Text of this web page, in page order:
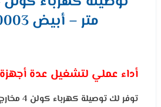
متر – أبيض 301100003
أداء عملي لتشغيل عدة
توفر لك